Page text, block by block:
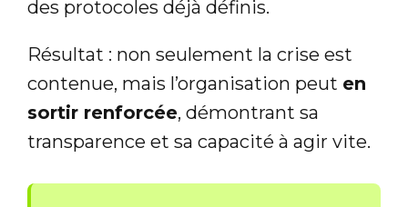
des protocoles déjà définis.
Résultat : non seulement la crise est
contenue, mais l’organisation peut en
sortir renforcée, démontrant sa
transparence et sa capacité à agir vite.